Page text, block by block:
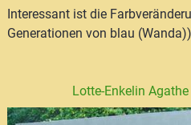
Interessant ist die
Generationen von blau
Lotte-Enkelin